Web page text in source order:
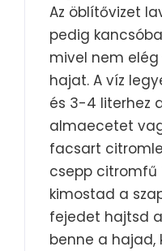
Az öblítővizet
pedig
mivel nem
hajat. A víz
és 3-4 literhez
almaecetet
facsart
csepp
kimostad a
fejedet hajtsd
benne a hajad,